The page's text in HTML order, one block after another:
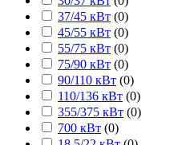
37/45 кВт (0)
45/55 кВт (0)
55/75 кВт (0)
75/90 кВт (0)
90/110 кВт (0)
110/136 кВт (0)
355/375 кВт (0)
700 кВт (0)